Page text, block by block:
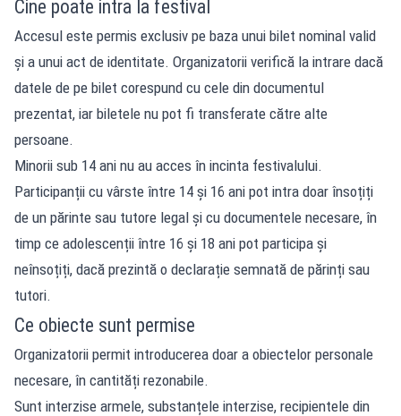
Cine poate intra la festival
Accesul este permis exclusiv pe baza unui bilet nominal valid
și a unui act de identitate. Organizatorii verifică la intrare dacă
datele de pe bilet corespund cu cele din documentul
prezentat, iar biletele nu pot fi transferate către alte
persoane.
Minorii sub 14 ani nu au acces în incinta festivalului.
Participanții cu vârste între 14 și 16 ani pot intra doar însoțiți
de un părinte sau tutore legal și cu documentele necesare, în
timp ce adolescenții între 16 și 18 ani pot participa și
neînsoțiți, dacă prezintă o declarație semnată de părinți sau
tutori.
Ce obiecte sunt permise
Organizatorii permit introducerea doar a obiectelor personale
necesare, în cantități rezonabile.
Sunt interzise armele, substanțele interzise, recipientele din